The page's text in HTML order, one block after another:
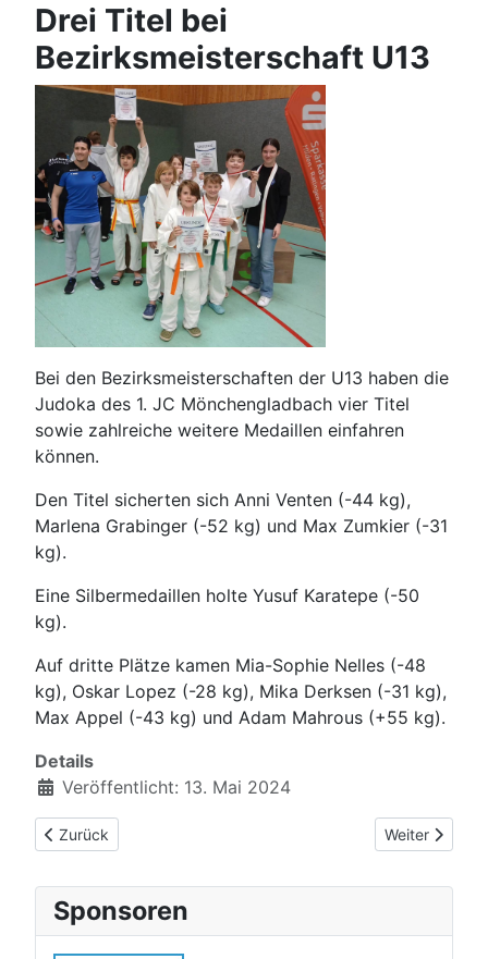
Drei Titel bei
Bezirksmeisterschaft U13
Bei den Bezirksmeisterschaften der U13 haben die
Judoka des 1. JC Mönchengladbach vier Titel
sowie zahlreiche weitere Medaillen einfahren
können.
Den Titel sicherten sich Anni Venten (-44 kg),
Marlena Grabinger (-52 kg) und Max Zumkier (-31
kg).
Eine Silbermedaillen holte Yusuf Karatepe (-50
kg).
Auf dritte Plätze kamen Mia-Sophie Nelles (-48
kg), Oskar Lopez (-28 kg), Mika Derksen (-31 kg),
Max Appel (-43 kg) und Adam Mahrous (+55 kg).
Details
Veröffentlicht: 13. Mai 2024
Vorheriger Beitrag: Vier Medaillen bei Deutschen
Zurück Nächster
Weiter
Sponsoren